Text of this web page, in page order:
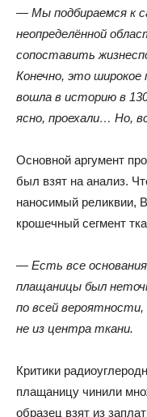
— Мы подбираемся к
неопределённой
сопоставить
Конечно, это широкое
вошла в историю в
ясно, проехали… Но,
Основной аргумент
был взят на анализ.
наносимый реликвии,
крошечный сегмент
— Есть все
плащаницы был
по всей вероятности,
не из центра ткани.
Критики
плащаницу чинили
образец взят из